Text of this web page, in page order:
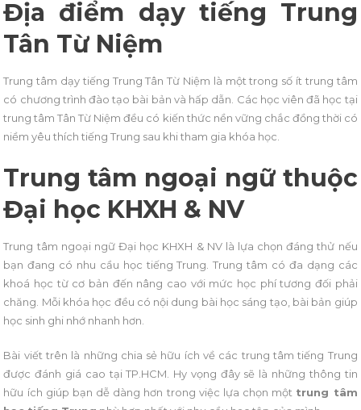
Địa điểm dạy tiếng Trung
Tân Từ Niệm
Trung tâm dạy tiếng Trung Tân Từ Niệm là một trong số ít trung tâm
có chương trình đào tạo bài bản và hấp dẫn. Các học viên đã học tại
trung tâm Tân Từ Niệm đều có kiến thức nền vững chắc đồng thời có
niềm yêu thích tiếng Trung sau khi tham gia khóa học.
Trung tâm ngoại ngữ thuộc
Đại học KHXH & NV
Trung tâm ngoại ngữ Đại học KHXH & NV là lựa chọn đáng thử nếu
bạn đang có nhu cầu học tiếng Trung. Trung tâm có đa dạng các
khoá học từ cơ bản đến nâng cao với mức học phí tương đối phải
chăng. Mỗi khóa học đều có nội dung bài học sáng tạo, bài bản giúp
học sinh ghi nhớ nhanh hơn.
Bài viết trên là những chia sẻ hữu ích về các trung tâm tiếng Trung
được đánh giá cao tại TP.HCM. Hy vọng đây sẽ là những thông tin
hữu ích giúp bạn dễ dàng hơn trong việc lựa chọn một trung tâm